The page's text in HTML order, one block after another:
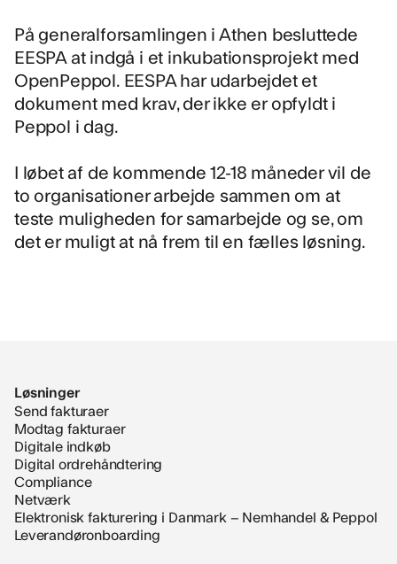
På generalforsamlingen i Athen besluttede
EESPA at indgå i et inkubationsprojekt med
OpenPeppol. EESPA har udarbejdet et
dokument med krav, der ikke er opfyldt i
Peppol i dag.
I løbet af de kommende 12-18 måneder vil de
to organisationer arbejde sammen om at
teste muligheden for samarbejde og se, om
det er muligt at nå frem til en fælles løsning.
Løsninger
Send fakturaer
Modtag fakturaer
Digitale indkøb
Digital ordrehåndtering
Compliance
Netværk
Elektronisk fakturering i Danmark – Nemhandel & Peppol
Leverandøronboarding